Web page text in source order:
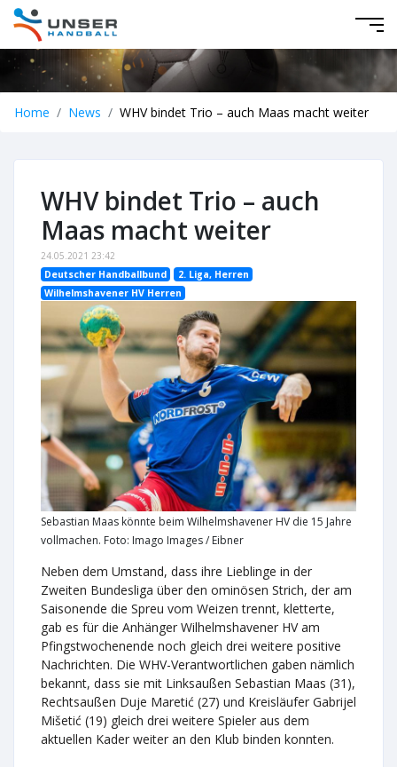
Home News WHV bindet Trio – auch Maas macht weiter
WHV bindet Trio – auch
Maas macht weiter
24.05.2021 23:42
Deutscher Handballbund
2. Liga, Herren
Wilhelmshavener HV Herren
Sebastian Maas könnte beim Wilhelmshavener HV die 15 Jahre
vollmachen. Foto: Imago Images / Eibner
Neben dem Umstand, dass ihre Lieblinge in der
Zweiten Bundesliga über den ominösen Strich, der am
Saisonende die Spreu vom Weizen trennt, kletterte,
gab es für die Anhänger Wilhelmshavener HV am
Pfingstwochenende noch gleich drei weitere positive
Nachrichten. Die WHV-Verantwortlichen gaben nämlich
bekannt, dass sie mit Linksaußen Sebastian Maas (31),
Rechtsaußen Duje Maretić (27) und Kreisläufer Gabrijel
Mišetić (19) gleich drei weitere Spieler aus dem
aktuellen Kader weiter an den Klub binden konnten.